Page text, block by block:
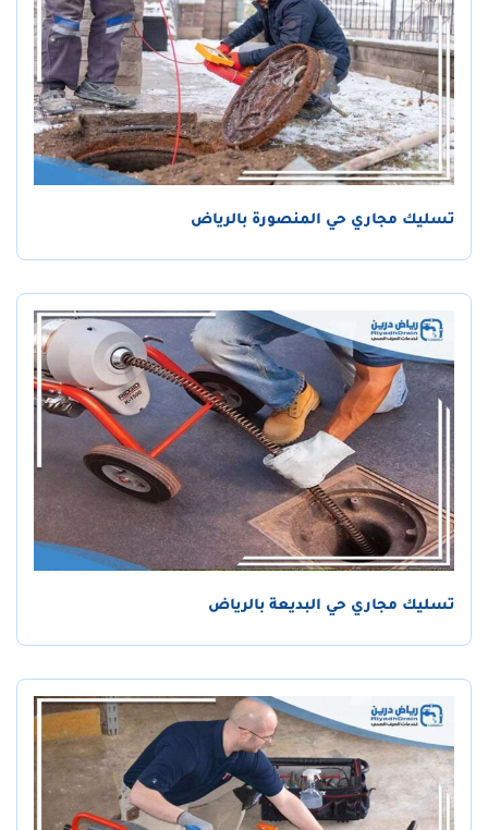
تسليك مجاري حي المنصورة بالرياض
تسليك مجاري حي البديعة بالرياض